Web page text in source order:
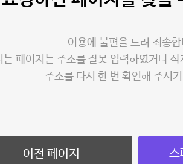
이용에 불편을 드려 죄송
는 페이지는 주소를 잘못 입력하였거나 삭
주소를 다시 한 번 확인해 주시
이전 페이지 스